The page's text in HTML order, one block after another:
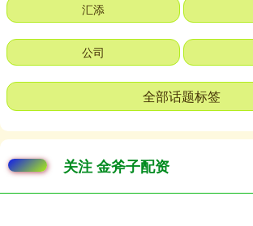
汇添
公司
全部话题标签
关注 金斧子配资